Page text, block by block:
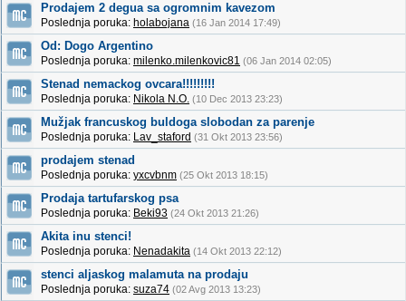
Prodajem 2 degua sa ogromnim kavezom
Poslednja poruka: holabojana (16 Jan 2014 17:49)
Od: Dogo Argentino
Poslednja poruka: milenko.milenkovic81 (06 Jan 2014 02:05)
Stenad nemackog ovcara!!!!!!!!!
Poslednja poruka: Nikola N.O. (10 Dec 2013 23:23)
Mužjak francuskog buldoga slobodan za parenje
Poslednja poruka: Lav_staford (31 Okt 2013 23:56)
prodajem stenad
Poslednja poruka: yxcvbnm (25 Okt 2013 18:15)
Prodaja tartufarskog psa
Poslednja poruka: Beki93 (24 Okt 2013 21:26)
Akita inu stenci!
Poslednja poruka: Nenadakita (14 Okt 2013 22:12)
stenci aljaskog malamuta na prodaju
Poslednja poruka: suza74 (02 Avg 2013 13:23)